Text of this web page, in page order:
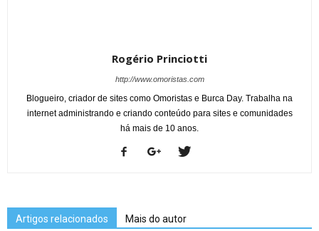
Rogério Princiotti
http://www.omoristas.com
Blogueiro, criador de sites como Omoristas e Burca Day. Trabalha na
internet administrando e criando conteúdo para sites e comunidades
há mais de 10 anos.
Artigos relacionados Mais do autor